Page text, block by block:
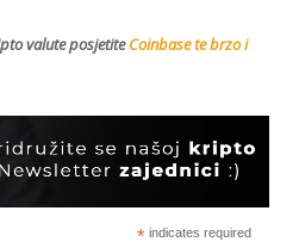
valute posjetiteCoinbase te brzo i
*indicates required